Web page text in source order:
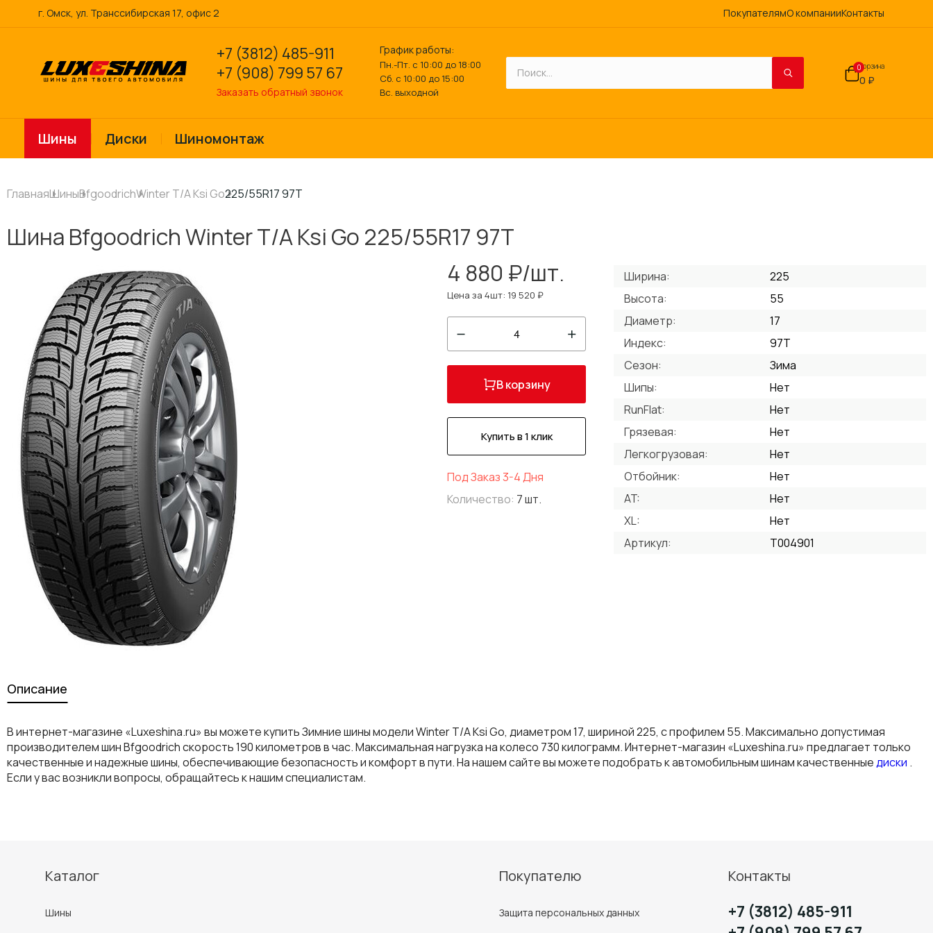
г. Омск, ул. Транссибирская 17, офис 2 ПокупателямО компанииКонтакты
+7 (3812) 485-911
+7 (908) 799 57 67
Заказать обратный звонок
График работы:
Пн.-Пт. с 10:00 до 18:00
Сб. с 10:00 до 15:00
Вс. выходной
0Корзина
0 ₽
Шины Диски Шиномонтаж
ГлавнаяШиныBfgoodrichWinter T/A Ksi Go225/55R17 97T
Шина Bfgoodrich Winter T/A Ksi Go 225/55R17 97T
4 880 ₽/шт.
Цена за 4шт: 19 520 ₽
4
В корзину
Купить в 1 клик
Под Заказ 3-4 Дня
Количество: 7 шт.
Ширина:
225
Высота:
55
Диаметр:
17
Индекс:
97T
Сезон:
Зима
Шипы:
Нет
RunFlat:
Нет
Грязевая:
Нет
Легкогрузовая:
Нет
Отбойник:
Нет
AT:
Нет
XL:
Нет
Артикул:
T004901
Описание
В интернет-магазине «Luxeshina.ru» вы можете купить Зимние шины модели Winter T/A Ksi Go, диаметром 17, шириной 225, с профилем 55. Максимально допустимая
производителем шин Bfgoodrich скорость 190 километров в час. Максимальная нагрузка на колесо 730 килограмм. Интернет-магазин «Luxeshina.ru» предлагает только
качественные и надежные шины, обеспечивающие безопасность и комфорт в пути. На нашем сайте вы можете подобрать к автомобильным шинам качественныедиски .
Если у вас возникли вопросы, обращайтесь к нашим специалистам.
Каталог
Шины
Покупателю
Защита персональных данных
Контакты
+7 (3812) 485-911